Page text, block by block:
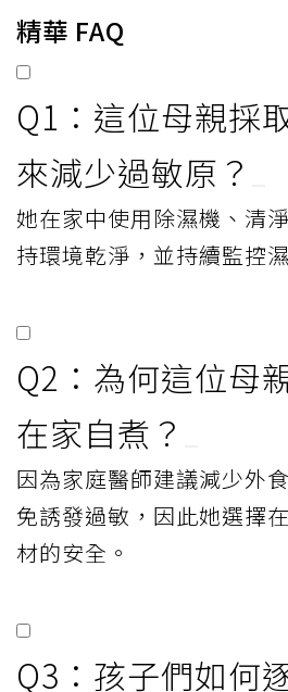
精華 FAQ
Q1：這位母親採
來減少過敏原？
她在家中使用除濕機、清
持環境乾淨，並持續監控
Q2：為何這位母
在家自煮？
因為家庭醫師建議減少外
免誘發過敏，因此她選擇
材的安全。
Q3：孩子們如何